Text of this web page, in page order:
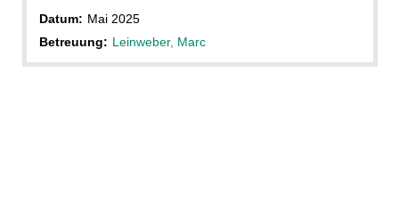
Datum: Mai 2025
Betreuung: Leinweber, Marc